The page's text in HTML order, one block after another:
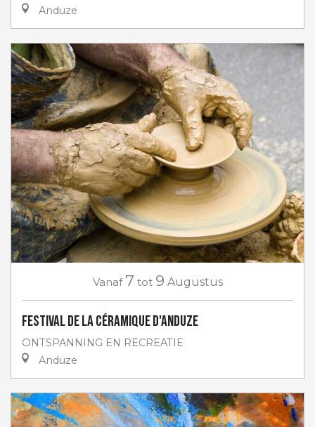
Anduze
Vanaf 7 tot 9 Augustus
Festival de la céramique d'Anduze
ONTSPANNING EN RECREATIE
Anduze